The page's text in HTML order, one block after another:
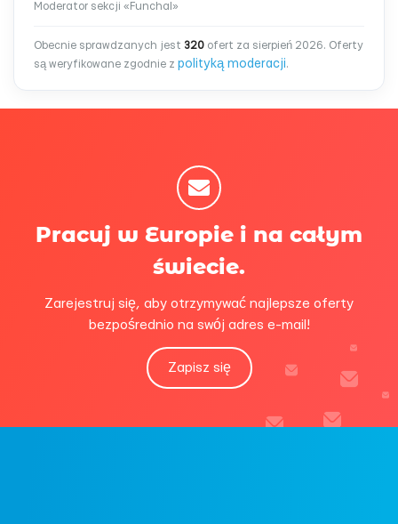
Moderator sekcji «Funchal»
Obecnie sprawdzanych jest 320 ofert za sierpień 2026. Oferty
są weryfikowane zgodnie z polityką moderacji.
Pracuj w Europie i na całym
świecie.
Zarejestruj się, aby otrzymywać najlepsze oferty
bezpośrednio na swój adres e-mail!
Zapisz się